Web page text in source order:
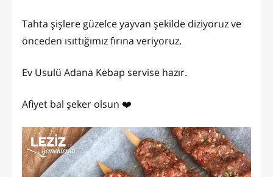
Tahta şişlere güzelce yayvan şekilde diziyoruz ve
önceden ısıttığımız fırına veriyoruz.
Ev Usulü Adana Kebap servise hazır.
Afiyet bal şeker olsun ❤️